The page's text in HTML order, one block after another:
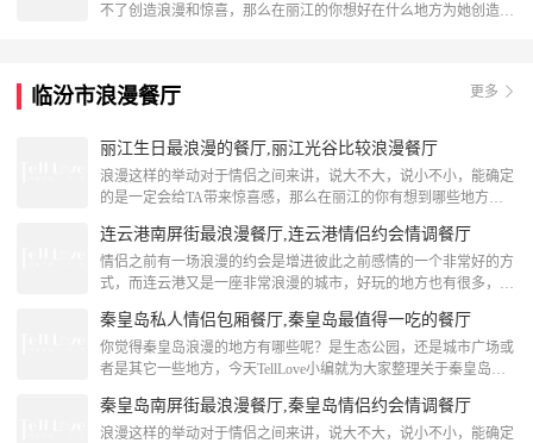
岭农业观光园区-水上乐园磨盘岭大院融蓄水、垂钓、游乐为一体
不了创造浪漫和惊喜，那么在丽江的你想好在什么地方为她创造一
发，把“关门口”改为“官门口”[attach]145837[/attach]丽江晚上哪些地
临汾市浪漫餐厅 更多
丽江生日最浪漫的餐厅,丽江光谷比较浪漫餐厅
浪漫这样的举动对于情侣之间来讲，说大不大，说小不小，能确定
的是一定会给TA带来惊喜感，那么在丽江的你有想到哪些地方来
生日最浪漫的餐厅的相关内容吧！丽江生日最浪漫的餐厅小厨子私
房菜·位于丽江古城五一街，就餐环境很有特点，装修古朴大方，
极具民族色彩。 ·过江茄龙几乎每桌必点，用超大的茄子做成酷似
连云港南屏街最浪漫餐厅,连云港情侣约会情调餐厅
情侣之前有一场浪漫的约会是增进彼此之前感情的一个非常好的方
式，而连云港又是一座非常浪漫的城市，好玩的地方也有很多，今
们一起来看看吧！连云港南屏街最浪漫餐厅小武凉皮小武凉皮在连
云港是家老店了，平时许多学生都会放了学来这儿吃上一碗凉皮或
者凉面。现在发展的也有了几家分店，但是每家店还是老味道，店
秦皇岛私人情侣包厢餐厅,秦皇岛最值得一吃的餐厅
你觉得秦皇岛浪漫的地方有哪些呢？是生态公园，还是城市广场或
者是其它一些地方，今天TellLove小编就为大家整理关于秦皇岛私
餐厅天宝酒店(燕山大街总店)天宝位于燕山大街1号，隶属于秦皇
岛市天宝酒店有限公司，天宝酒店保证以优质的服务，精致的菜品
秦皇岛南屏街最浪漫餐厅,秦皇岛情侣约会情调餐厅
浪漫这样的举动对于情侣之间来讲，说大不大，说小不小，能确定